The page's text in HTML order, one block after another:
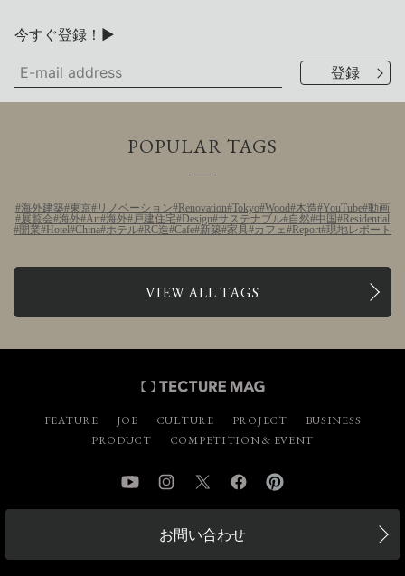
今すぐ登録！▶
POPULAR TAGS
海外建築 東京 リノベーション Renovation Tokyo Wood 木造 YouTube 動画
展覧会 海外 Art 海外 戸建住宅 Design サステナブル 自然 中国
Residential
開業
Hotel China ホテル RC造 Cafe 新築 家具 カフェ Report 現地レポート
VIEW ALL TAGS
FEATURE JOB CULTURE PROJECT
BUSINESS
PRODUCT
COMPETITION & EVENT
YouTube InstagramTwitter Facebook
お問い合わせ